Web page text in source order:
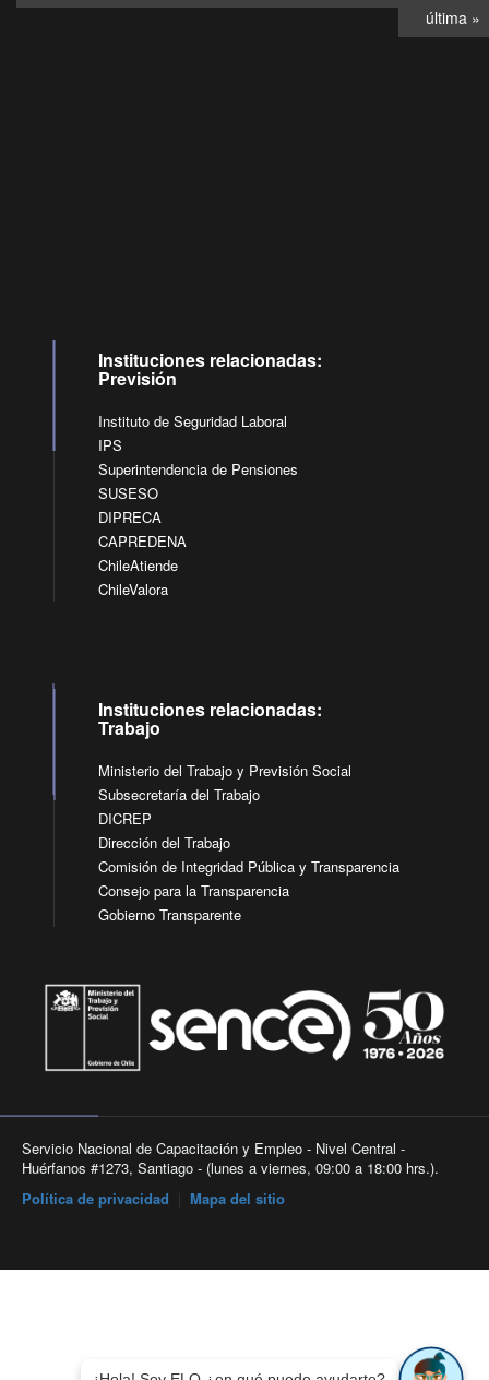
última »
Instituciones relacionadas:
Previsión
Instituto de Seguridad Laboral
IPS
Superintendencia de Pensiones
SUSESO
DIPRECA
CAPREDENA
ChileAtiende
ChileValora
Instituciones relacionadas:
Trabajo
Ministerio del Trabajo y Previsión Social
Subsecretaría del Trabajo
DICREP
Dirección del Trabajo
Comisión de Integridad Pública y Transparencia
Consejo para la Transparencia
Gobierno Transparente
Servicio Nacional de Capacitación y Empleo - Nivel Central -
Huérfanos #1273, Santiago - (lunes a viernes, 09:00 a 18:00 hrs.).
Política de privacidad
Mapa del sitio